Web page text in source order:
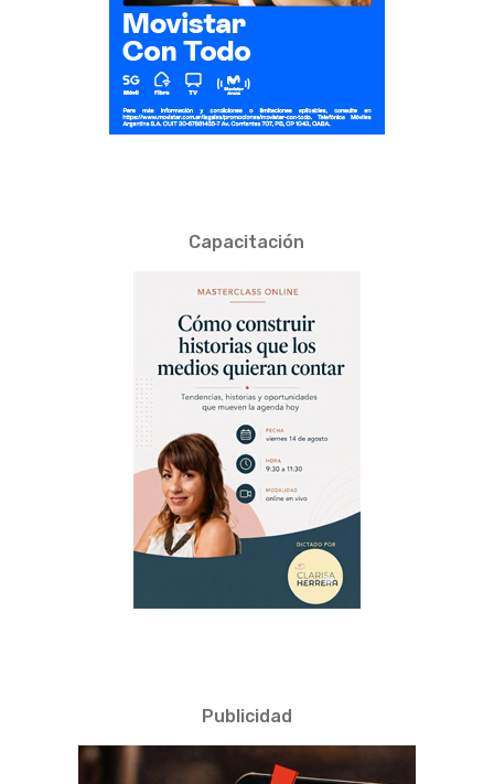
Capacitación
Publicidad